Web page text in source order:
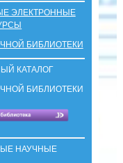
ЭЛЕКТРОННЫЕ
БИБЛИОТЕКИ
КАТАЛОГ
БИБЛИОТЕКИ
НАУЧНЫЕ